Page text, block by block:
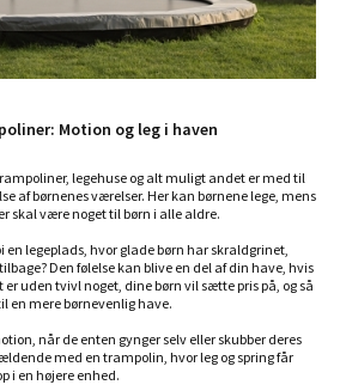
Motion og leg i haven
legehuse og alt muligt andet er med til
af børnenes værelser. Her kan børnene lege, mens
skal være noget til børn i alle aldre.
en legeplads, hvor glade børn har skraldgrinet,
Den følelse kan blive en del af din have, hvis
uden tvivl noget, dine børn vil sætte pris på, og så
en mere børnevenlig have.
når de enten gynger selv eller skubber deres
med en trampolin, hvor leg og spring får
i en højere enhed.